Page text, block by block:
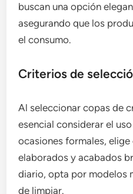
buscan una opción
asegurando que los
el consumo.
Criterios de
Al seleccionar copas de
esencial considerar el
ocasiones formales,
elaborados y acabados
diario, opta por modelos
de limpiar.